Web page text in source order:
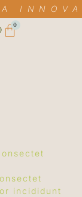
0
incididunt